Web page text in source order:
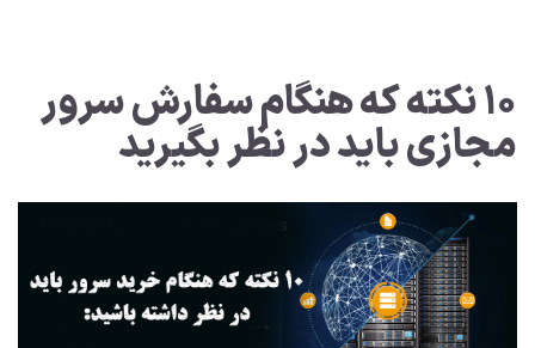
۱۰ نکته که هنگام سفارش سرور
مجازی باید در نظر بگیرید